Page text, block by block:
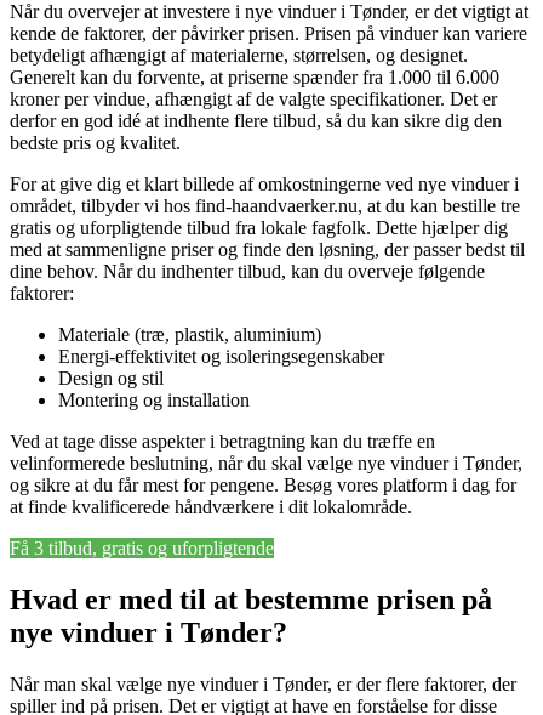
Når du overvejer at investere i nye vinduer i Tønder, er det vigtigt at
kende de faktorer, der påvirker prisen. Prisen på vinduer kan variere
betydeligt afhængigt af materialerne, størrelsen, og designet.
Generelt kan du forvente, at priserne spænder fra 1.000 til 6.000
kroner per vindue, afhængigt af de valgte specifikationer. Det er
derfor en god idé at indhente flere tilbud, så du kan sikre dig den
bedste pris og kvalitet.
For at give dig et klart billede af omkostningerne ved nye vinduer i
området, tilbyder vi hos find-haandvaerker.nu, at du kan bestille tre
gratis og uforpligtende tilbud fra lokale fagfolk. Dette hjælper dig
med at sammenligne priser og finde den løsning, der passer bedst til
dine behov. Når du indhenter tilbud, kan du overveje følgende
faktorer:
Materiale (træ, plastik, aluminium)
Energi-effektivitet og isoleringsegenskaber
Design og stil
Montering og installation
Ved at tage disse aspekter i betragtning kan du træffe en
velinformerede beslutning, når du skal vælge nye vinduer i Tønder,
og sikre at du får mest for pengene. Besøg vores platform i dag for
at finde kvalificerede håndværkere i dit lokalområde.
Få 3 tilbud, gratis og uforpligtende
Hvad er med til at bestemme prisen på
nye vinduer i Tønder?
Når man skal vælge nye vinduer i Tønder, er der flere faktorer, der
spiller ind på prisen. Det er vigtigt at have en forståelse for disse